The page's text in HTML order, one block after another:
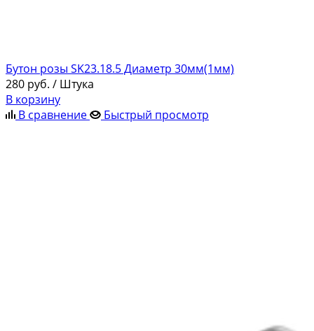
Бутон розы SK23.18.5 Диаметр 30мм(1мм)
280 руб. / Штука
В корзину
В сравнение
Быстрый просмотр